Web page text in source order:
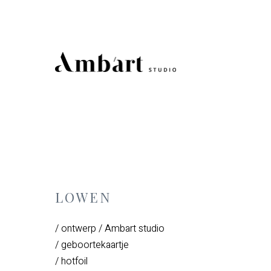
LOWEN
/ ontwerp / Ambart studio
/ geboortekaartje
/ hotfoil